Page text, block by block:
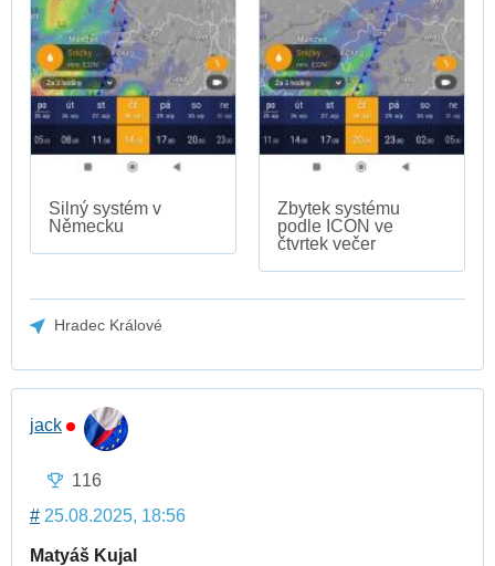
Silný systém v
Německu
Zbytek systému
podle ICON ve
čtvrtek večer
Hradec Králové
jack
116
# 25.08.2025, 18:56
Matyáš Kujal